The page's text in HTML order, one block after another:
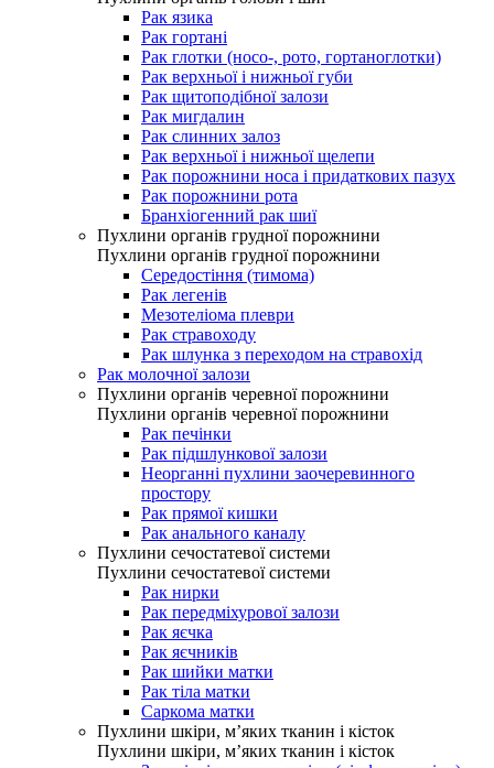
Рак язика
Рак гортані
Рак глотки (носо-, рото, гортаноглотки)
Рак верхньої і нижньої губи
Рак щитоподібної залози
Рак мигдалин
Рак слинних залоз
Рак верхньої і нижньої щелепи
Рак порожнини носа і придаткових пазух
Рак порожнини рота
Бранхіогенний рак шиї
Пухлини органів грудної порожнини
Пухлини органів грудної порожнини
Середостіння (тимома)
Рак легенів
Мезотеліома плеври
Рак стравоходу
Рак шлунка з переходом на стравохід
Рак молочної залози
Пухлини органів черевної порожнини
Пухлини органів черевної порожнини
Рак печінки
Рак підшлункової залози
Неорганні пухлини заочеревинного
простору
Рак прямої кишки
Рак анального каналу
Пухлини сечостатевої системи
Пухлини сечостатевої системи
Рак нирки
Рак передміхурової залози
Рак яєчка
Рак яєчників
Рак шийки матки
Рак тіла матки
Саркома матки
Пухлини шкіри, м’яких тканин і кісток
Пухлини шкіри, м’яких тканин і кісток